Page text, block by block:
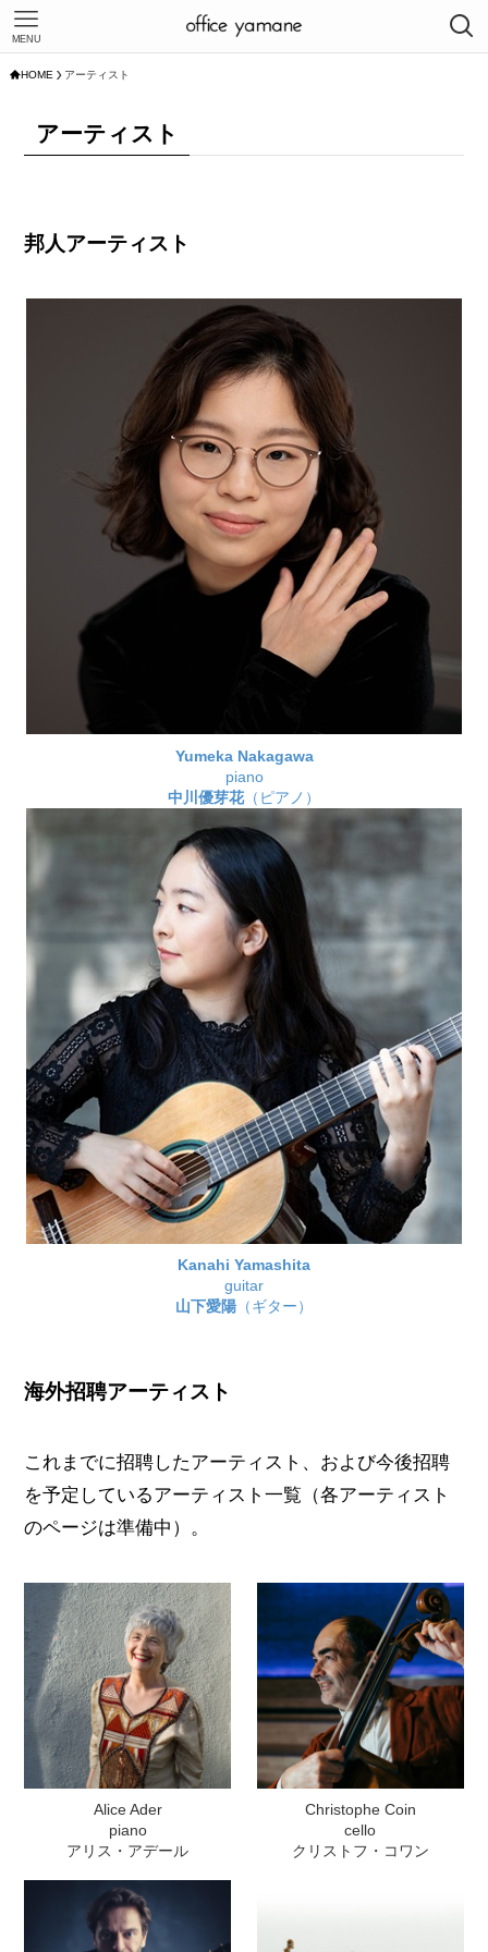
MENU
HOME アーティスト
アーティスト
邦人アーティスト
Yumeka Nakagawa
piano
中川優芽花（ピアノ）
Kanahi Yamashita
guitar
山下愛陽 （ギター）
海外招聘アーティスト
これまでに招聘したアーティスト、および今後招聘
を予定しているアーティスト一覧（各アーティスト
のページは準備中）。
Alice Ader
piano
アリス・アデール
Christophe Coin
cello
クリストフ・コワン